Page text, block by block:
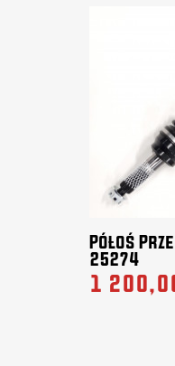
Półoś
25274
1